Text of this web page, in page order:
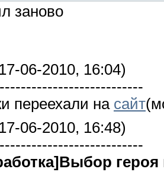
заново
06-2010, 16:04)
переехали на сайт
06-2010, 16:48)
героя